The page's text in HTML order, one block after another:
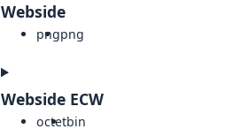
Webside
pngpng
Webside ECW
octetbin